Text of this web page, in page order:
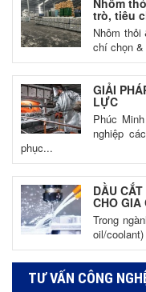
trò, tiêu
Nhôm
chí chọn
GIẢI
LỰC
Phúc
nghiệp
phục...
DẦU
CHO GIA
Trong
oil/
TƯ VẤN CÔNG